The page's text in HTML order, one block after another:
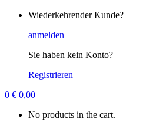
Wiederkehrender Kunde?
anmelden
Sie haben kein Konto?
Registrieren
0 € 0,00
No products in the cart.